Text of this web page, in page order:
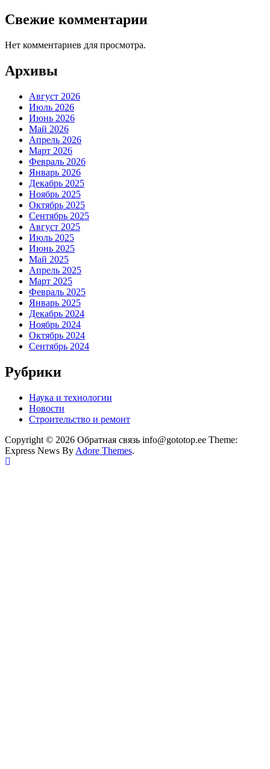
Свежие комментарии
Нет комментариев для просмотра.
Архивы
Август 2026
Июль 2026
Июнь 2026
Май 2026
Апрель 2026
Март 2026
Февраль 2026
Январь 2026
Декабрь 2025
Ноябрь 2025
Октябрь 2025
Сентябрь 2025
Август 2025
Июль 2025
Июнь 2025
Май 2025
Апрель 2025
Март 2025
Февраль 2025
Январь 2025
Декабрь 2024
Ноябрь 2024
Октябрь 2024
Сентябрь 2024
Рубрики
Наука и технологии
Новости
Строительство и ремонт
Copyright © 2026 Обратная связь info@gototop.ee Theme:
Express News By Adore Themes.